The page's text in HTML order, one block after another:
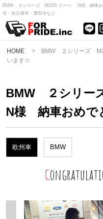
BMW ２シリーズ M235i クーペ N様 納車お
市・名古屋市・豊田市など
HOME > BMW ２シリーズ
います☆
BMW ２シリ
N様 納車おめで
欧州車 BMW